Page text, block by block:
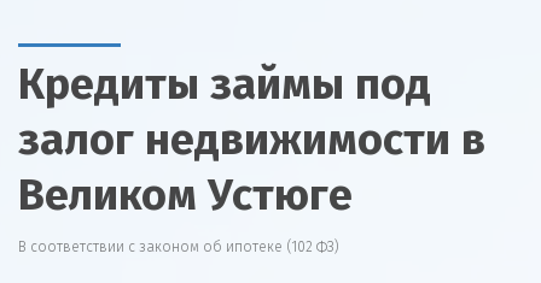
Кредиты займы под
залог недвижимости в
Великом Устюге
В соответствии с законом об ипотеке (102 ФЗ)